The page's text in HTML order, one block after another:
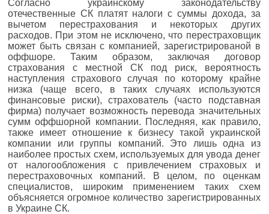
Согласно украинскому законодательству
отечественные СК платят налоги с суммы дохода, за
вычетом перестрахования и некоторых других
расходов. При этом не исключено, что перестраховщик
может быть связан с компанией, зарегистрированой в
оффшоре. Таким образом, заключая договор
страхования с местной СК под риск, вероятность
наступления страхового случая по которому крайне
низка (чаще всего, в таких случаях используются
финансовые риски), страхователь (часто подставная
фирма) получает возможность перевода значительных
сумм оффшорной компании. Последняя, как правило,
также имеет отношение к бизнесу такой украинской
компании или группы компаний. Это лишь одна из
наиболее простых схем, используемых для увода денег
от налогообложения с привлечением страховых и
перестраховочных компаний. В целом, по оценкам
специалистов, широким применением таких схем
объясняется огромное количество зарегистрированных
в Украине СК.